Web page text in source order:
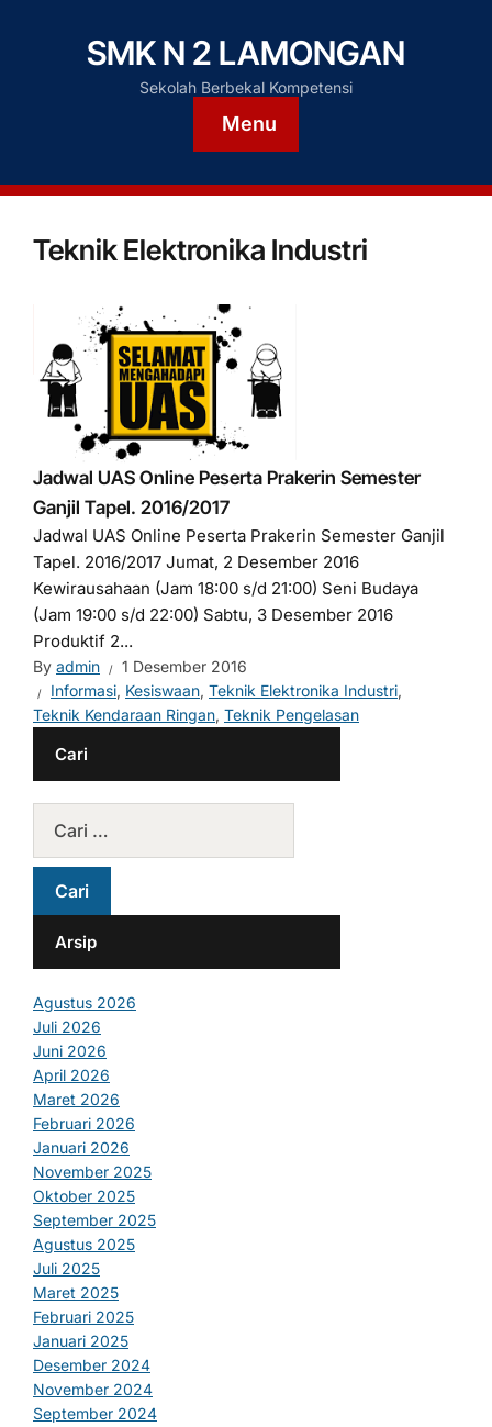
SMK N 2 LAMONGAN
Sekolah Berbekal Kompetensi
Menu
Teknik Elektronika Industri
Jadwal UAS Online Peserta Prakerin Semester
Ganjil Tapel. 2016/2017
Jadwal UAS Online Peserta Prakerin Semester Ganjil
Tapel. 2016/2017 Jumat, 2 Desember 2016
Kewirausahaan (Jam 18:00 s/d 21:00) Seni Budaya
(Jam 19:00 s/d 22:00) Sabtu, 3 Desember 2016
Produktif 2...
By admin
1 Desember 2016
Informasi, Kesiswaan, Teknik Elektronika Industri,
Teknik Kendaraan Ringan, Teknik Pengelasan
Cari
Arsip
Agustus 2026
Juli 2026
Juni 2026
April 2026
Maret 2026
Februari 2026
Januari 2026
November 2025
Oktober 2025
September 2025
Agustus 2025
Juli 2025
Maret 2025
Februari 2025
Januari 2025
Desember 2024
November 2024
September 2024